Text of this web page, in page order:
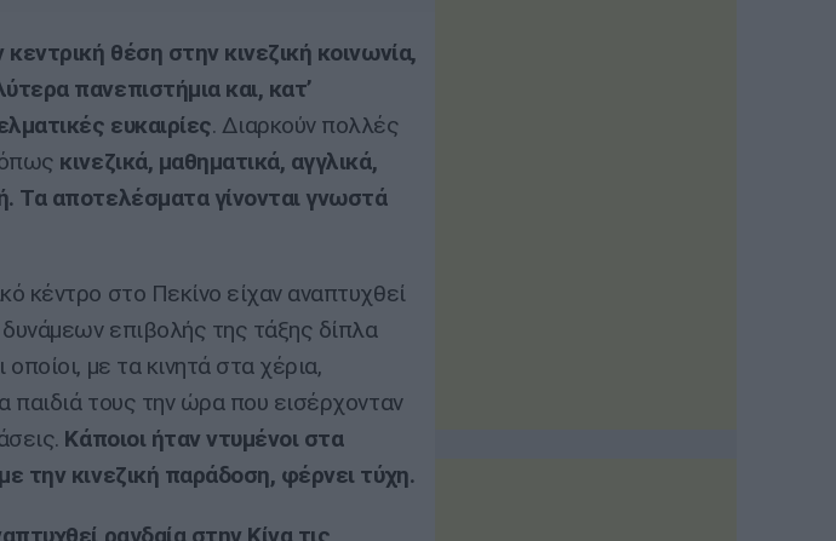
θέση στην κινεζική κοινωνία,
πανεπιστήμια και, κατ’
ευκαιρίες. Διαρκούν πολλές
κινεζικά, μαθηματικά, αγγλικά,
Τα αποτελέσματα γίνονται γνωστά
κέντρο στο Πεκίνο είχαν αναπτυχθεί
επιβολής της τάξης δίπλα
με τα κινητά στα χέρια,
τους την ώρα που εισέρχονταν
Κάποιοι ήταν ντυμένοι στα
την κινεζική παράδοση, φέρνει τύχη.
ραγδαία στην Κίνα τις